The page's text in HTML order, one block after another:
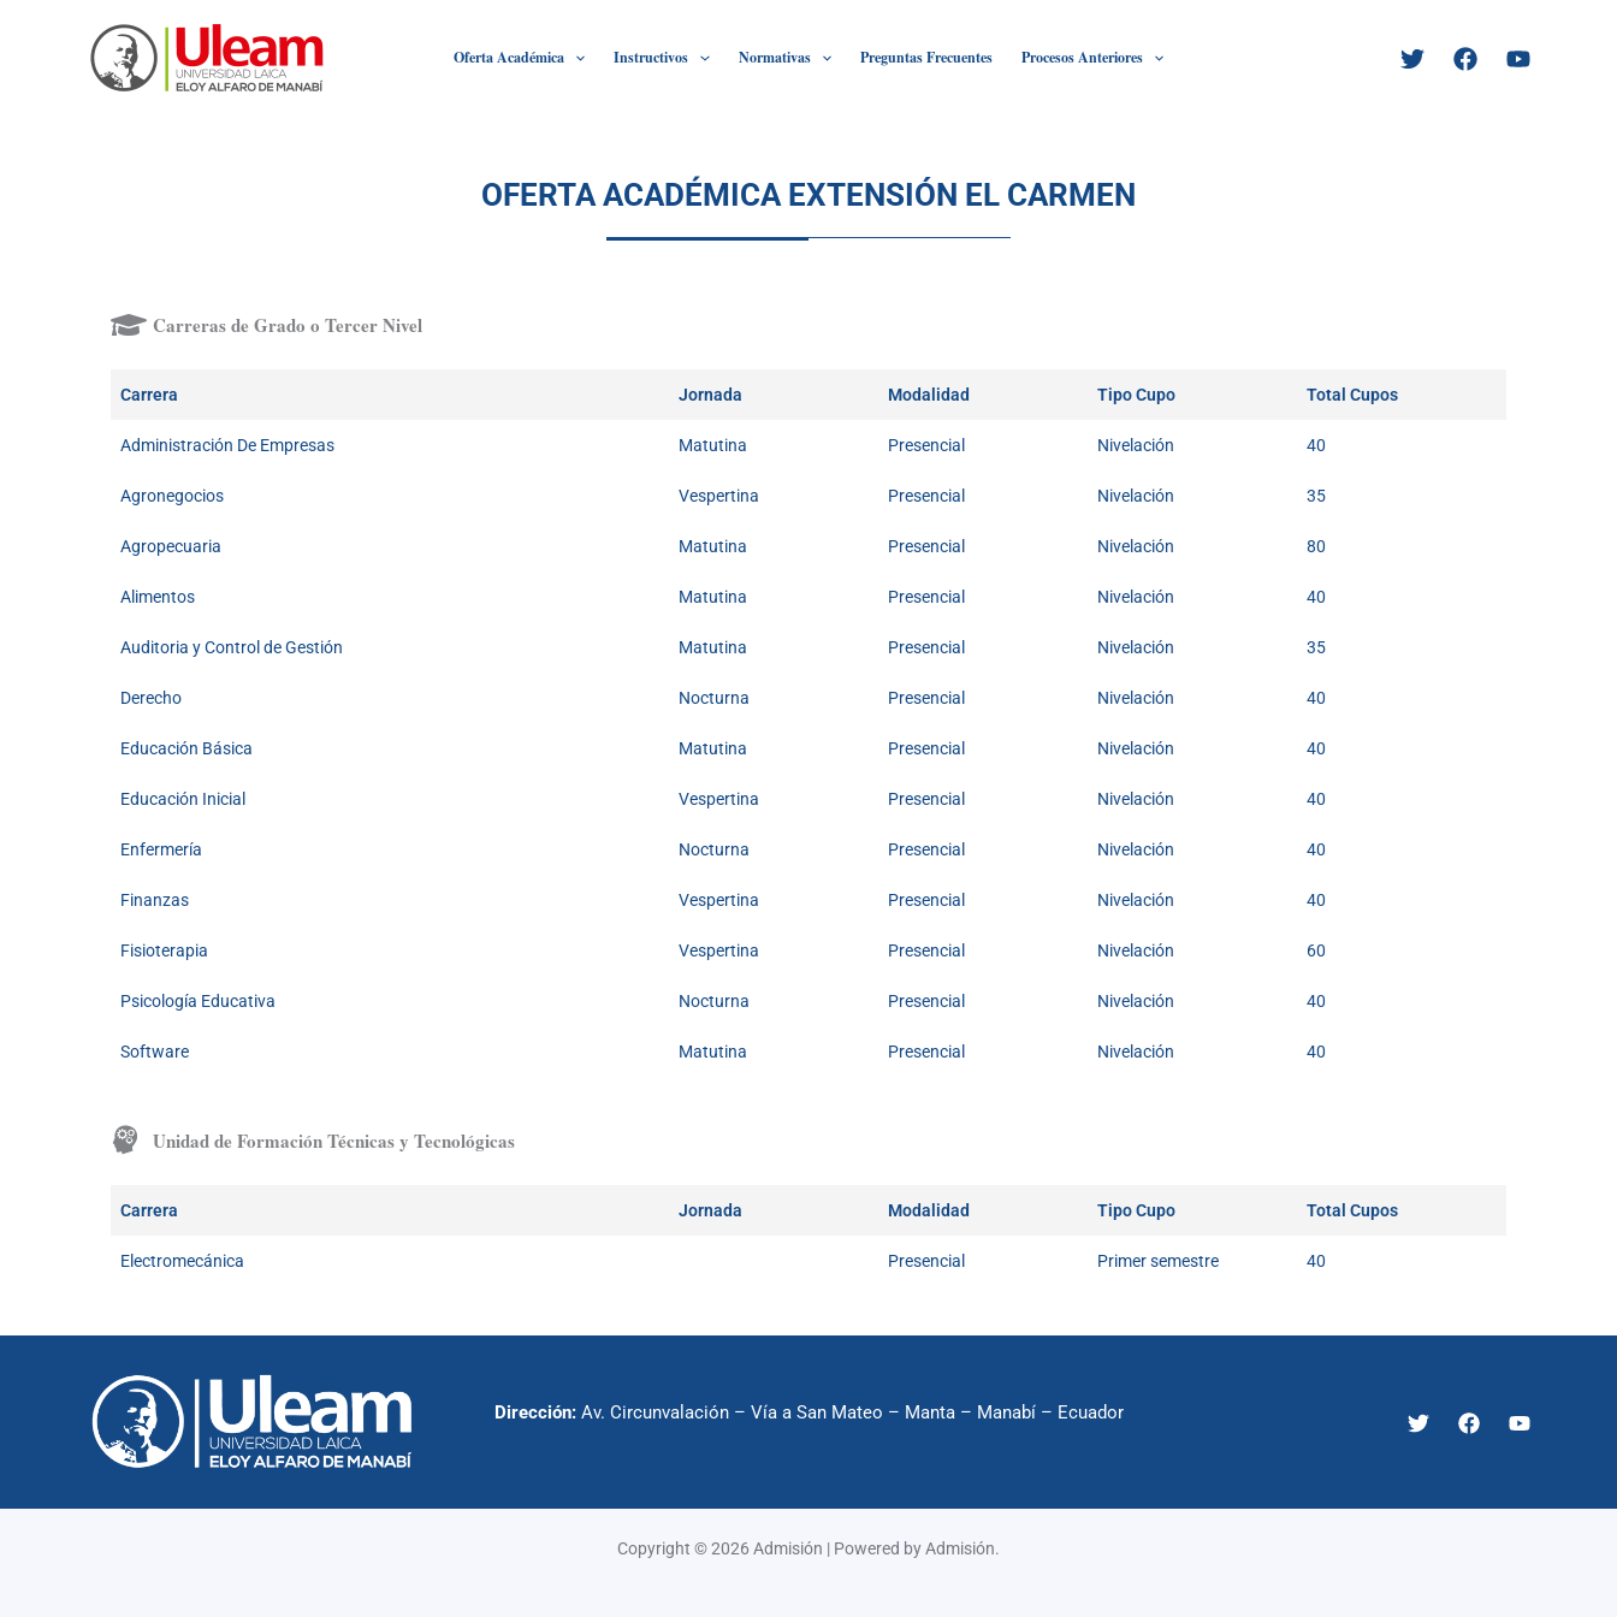
Oferta Académica Instructivos Normativas Preguntas Frecuentes Procesos Anteriores
OFERTA ACADÉMICA EXTENSIÓN EL CARMEN
Carreras de Grado o Tercer Nivel
Carrera Jornada Modalidad Tipo Cupo Total Cupos
Administración De Empresas Matutina Presencial Nivelación 40
Agronegocios Vespertina Presencial Nivelación 35
Agropecuaria Matutina Presencial Nivelación 80
Alimentos Matutina Presencial Nivelación 40
Auditoria y Control de Gestión Matutina Presencial Nivelación 35
Derecho Nocturna Presencial Nivelación 40
Educación Básica Matutina Presencial Nivelación 40
Educación Inicial Vespertina Presencial Nivelación 40
Enfermería Nocturna Presencial Nivelación 40
Finanzas Vespertina Presencial Nivelación 40
Fisioterapia Vespertina Presencial Nivelación 60
Psicología Educativa Nocturna Presencial Nivelación 40
Software Matutina Presencial Nivelación 40
Unidad de Formación Técnicas y Tecnológicas
Carrera Jornada Modalidad Tipo Cupo Total Cupos
Electromecánica Presencial Primer semestre 40
Dirección:Av. Circunvalación – Vía a San Mateo – Manta – Manabí – Ecuador
Copyright © 2026 Admisión | Powered by Admisión.